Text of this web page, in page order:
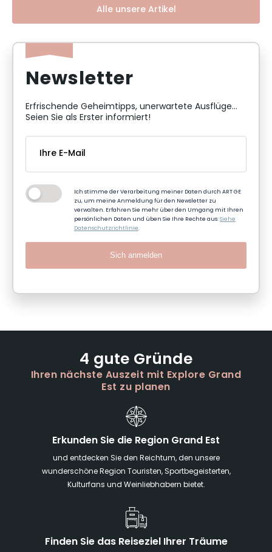
Alle unsere Artikel
Newsletter
Erfrischende Geheimtipps, unerwartete Ausflüge...
Seien Sie als Erster informiert!
Ich stimme der Verarbeitung meiner Daten durch ART GE
zu, um meine Anmeldung für den Newsletter zu
verwalten. Erfahren Sie mehr über den Umgang mit Ihren
persönlichen Daten und üben Sie Ihre Rechte aus:Siehe
Datenschutzrichtlinie.
Sich anmelden
4 gute Gründe
Ihren nächste Auszeit mit Explore Grand
Est zu planen
Erkunden Sie die Region Grand Est
und entdecken Sie den Reichtum, den unsere
wunderschöne Region Touristen, Sportbegeisterten,
Kulturfans und Weinliebhabern bietet.
Finden Sie das Reiseziel Ihrer Träume